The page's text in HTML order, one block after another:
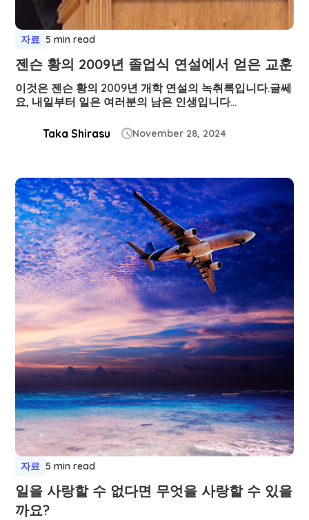
자료 5 min read
젠슨 황의 2009년 졸업식 연설에서 얻은 교훈
이것은 젠슨 황의 2009년 개학 연설의 녹취록입니다.글쎄
요, 내일부터 일은 여러분의 남은 인생입니다...
Taka Shirasu November 28, 2024
자료 5 min read
일을 사랑할 수 없다면 무엇을 사랑할 수 있을
까요?